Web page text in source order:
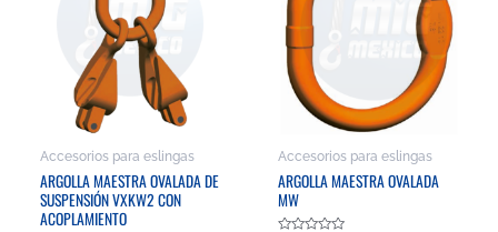
Accesorios para eslingas
ARGOLLA MAESTRA OVALADA DE
SUSPENSIÓN VXKW2 CON
ACOPLAMIENTO
Accesorios para eslingas
ARGOLLA MAESTRA OVALADA
MW